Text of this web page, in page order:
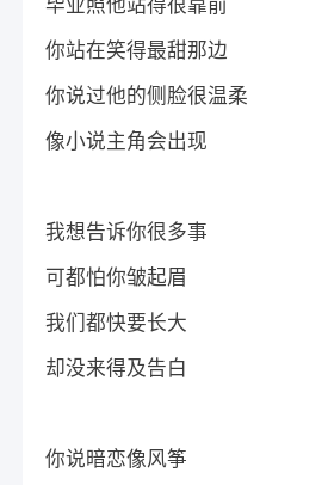
毕业照他站得很靠前
你站在笑得最甜那边
你说过他的侧脸很温柔
像小说主角会出现
我想告诉你很多事
可都怕你皱起眉
我们都快要长大
却没来得及告白
你说暗恋像风筝